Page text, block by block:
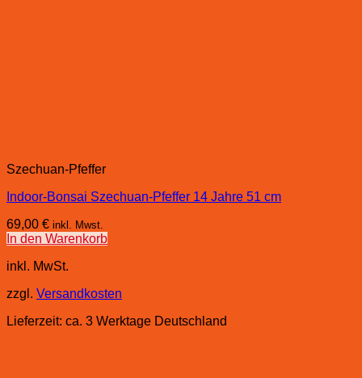
Szechuan-Pfeffer
Indoor-Bonsai Szechuan-Pfeffer 14 Jahre 51 cm
69,00 € inkl. Mwst.
In den Warenkorb
inkl. MwSt.
zzgl. Versandkosten
Lieferzeit: ca. 3 Werktage Deutschland